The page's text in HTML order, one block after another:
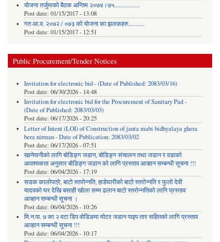
याेजना तर्जुमाकाे बैठक अन्तिम २०७४।७५.................
Post date: 01/15/2017 - 13:08
गत आ.व. २०७२ / ०७३ को योजना का झलकहरु...........
Post date: 01/15/2017 - 12:51
Public Procurement/Tender Notices
Invitation for electronic bid - (Date of Published: 2083/03/16)
Post date: 06/30/2026 - 14:48
Invitation for electronic bid for the Procurement of Sanitary Pad -
(Date of Published: 2083/03/03)
Post date: 06/17/2026 - 20:25
Letter of Intent (LOI) of Construction of janta mabi bidhyalaya ghera
bera nirman - Date of Publication: 2083/03/02
Post date: 06/17/2026 - 07:51
खानेपानीको लागि बोडिङ्ग जडान, बोडिङ्ग संचालन तथा जडान र वडाको
आवश्यकता अनुसार बोडिङ्ग जडान को लागि प्रस्ताव आव्हान सम्बन्धी सूचना !!!
Post date: 06/04/2026 - 17:19
सडक कालोपत्रे, बाटो स्तरोन्नति, हाडेघारीको बाटो स्तरोन्नति र फुलो देवी
यादवको घर देखि बसाही खोला सम्म ढलान बाटो स्तरोन्नतिको लागि प्रस्ताव
आव्हान सम्बन्धी सूचना ।
Post date: 06/04/2026 - 10:26
मि.न.पा. ७ का २ वटा डिप वोडिङमा मोटर जडान पाइप तार सहितको लागि प्रस्ताव
आव्हान सम्बन्धी सूचना !!!
Post date: 06/04/2026 - 10:17